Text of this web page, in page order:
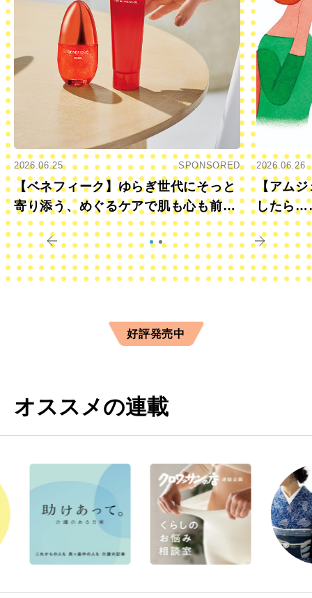
2026.06.25 SPONSORED
【ベネフィーク】ゆらぎ世代にそっと
寄り添う、めぐるケアで肌も心も前向
きに
2026.06.26
【アムジ
したら
すか？
好評発売中
オススメの連載